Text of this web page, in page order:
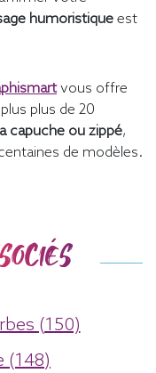
humoristique est
vous offre
plus de 20
capuche ou zippé,
de modèles.
(150)
(148)